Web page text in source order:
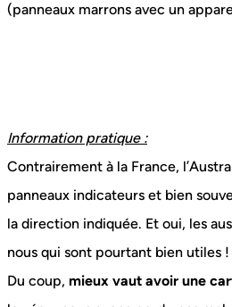
(panneaux marrons avec un
Information pratique :
Contrairement à la France,
panneaux indicateurs et bien
la direction indiquée. Et oui, les
nous qui sont pourtant bien utiles !
Du coup, mieux vaut avoir une